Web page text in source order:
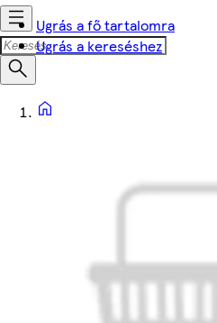
Ugrás a fő tartalomra
Ugrás a kereséshez